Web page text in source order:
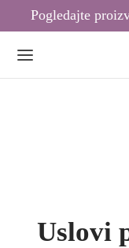
Pogledajte
Uslovi